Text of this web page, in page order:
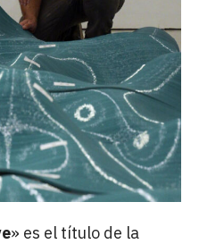
» es el título de la